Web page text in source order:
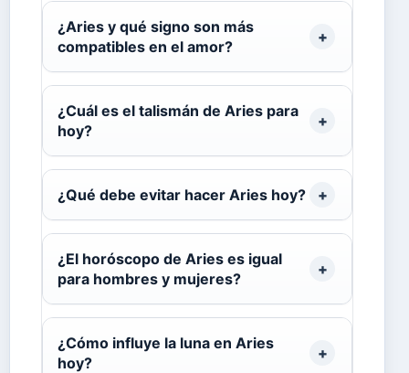
¿Aries y qué signo son más
compatibles en el amor?
¿Cuál es el talismán de Aries para
hoy?
¿Qué debe evitar hacer Aries hoy?
¿El horóscopo de Aries es igual
para hombres y mujeres?
¿Cómo influye la luna en Aries
hoy?